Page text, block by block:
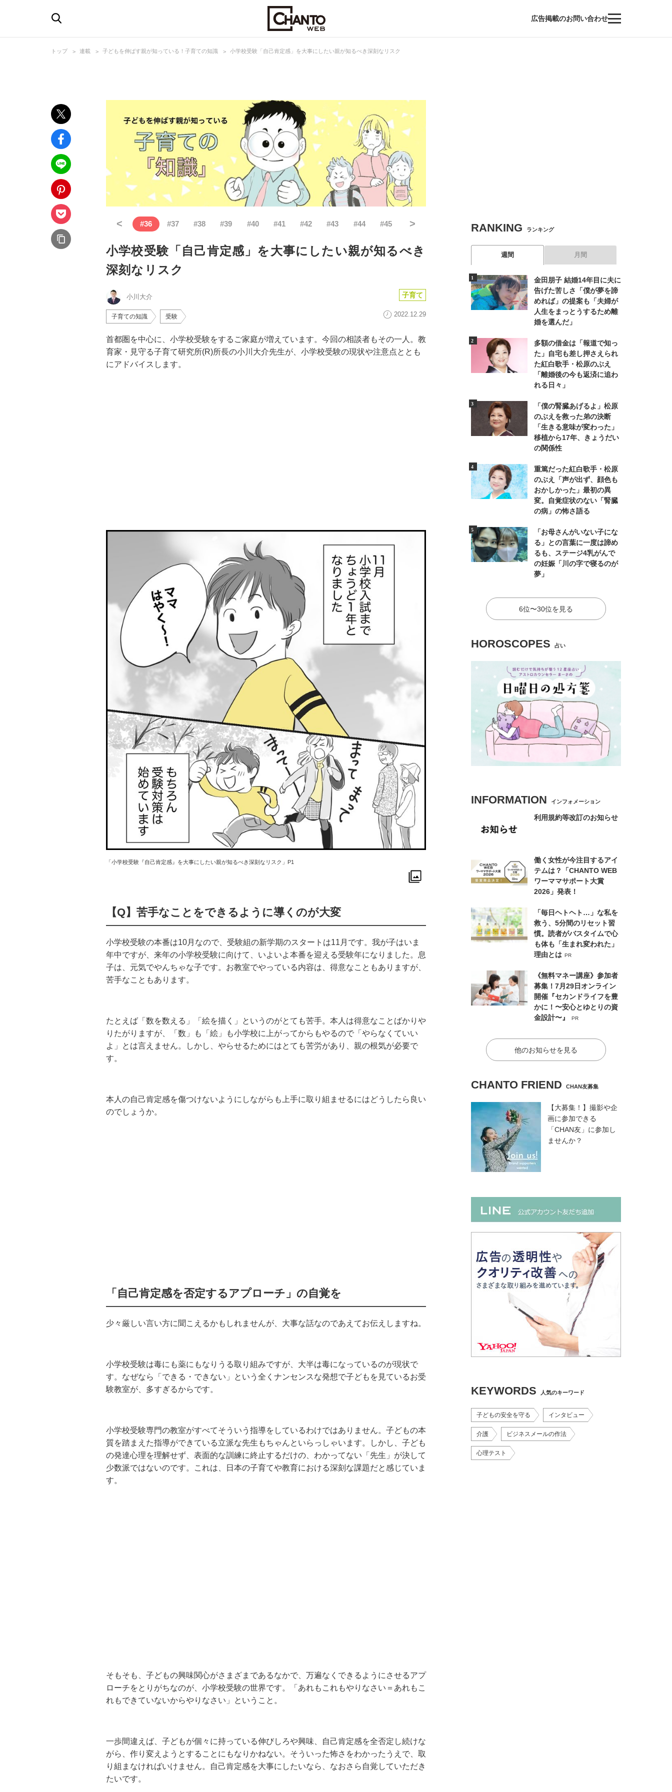
広告掲載のお問い合わせ
トップ 連載 子どもを伸ばす親が知っている！子育ての知識 小学校受験「自己肯定感」を大事にしたい親が知るべき深刻なリスク
< #36 #37 #38 #39 #40 #41 #42 #43 #44 #45 >
小学校受験「自己肯定感」を大事にしたい親が知るべき
深刻なリスク
小川大介 子育て
子育ての知識 受験 2022.12.29
首都圏を中心に、小学校受験をするご家庭が増えています。今回の相談者もその一人。教
育家・見守る子育て研究所(R)所長の小川大介先生が、小学校受験の現状や注意点ととも
にアドバイスします。
「小学校受験『自己肯定感』を大事にしたい親が知るべき深刻なリスク」P1
【Q】苦手なことをできるように導くのが大変
小学校受験の本番は10月なので、受験組の新学期のスタートは11月です。我が子はいま
年中ですが、来年の小学校受験に向けて、いよいよ本番を迎える受験年になりました。息
子は、元気でやんちゃな子です。お教室でやっている内容は、得意なこともありますが、
苦手なこともあります。
たとえば「数を数える」「絵を描く」というのがとても苦手。本人は得意なことばかりや
りたがりますが、「数」も「絵」も小学校に上がってからもやるので「やらなくていい
よ」とは言えません。しかし、やらせるためにはとても苦労があり、親の根気が必要で
す。
本人の自己肯定感を傷つけないようにしながらも上手に取り組ませるにはどうしたら良い
のでしょうか。
「自己肯定感を否定するアプローチ」の自覚を
少々厳しい言い方に聞こえるかもしれませんが、大事な話なのであえてお伝えしますね。
小学校受験は毒にも薬にもなりうる取り組みですが、大半は毒になっているのが現状で
す。なぜなら「できる・できない」という全くナンセンスな発想で子どもを見ているお受
験教室が、多すぎるからです。
小学校受験専門の教室がすべてそういう指導をしているわけではありません。子どもの本
質を踏まえた指導ができている立派な先生もちゃんといらっしゃいます。しかし、子ども
の発達心理を理解せず、表面的な訓練に終止するだけの、わかってない「先生」が決して
少数派ではないのです。これは、日本の子育てや教育における深刻な課題だと感じていま
す。
そもそも、子どもの興味関心がさまざまであるなかで、万遍なくできるようにさせるアプ
ローチをとりがちなのが、小学校受験の世界です。「あれもこれもやりなさい＝あれもこ
れもできていないからやりなさい」ということ。
一歩間違えば、子どもが個々に持っている伸びしろや興味、自己肯定感を全否定し続けな
がら、作り変えようとすることにもなりかねない。そういった怖さをわかったうえで、取
り組まなければいけません。自己肯定感を大事にしたいなら、なおさら自覚していただき
たいです。
RANKING ランキング
週間 月間
金田朋子 結婚14年目に夫に
告げた苦しさ「僕が夢を諦
めれば」の提案も「夫婦が
人生をまっとうするため離
婚を選んだ」
多額の借金は「報道で知っ
た」自宅も差し押さえられ
た紅白歌手・松原のぶえ
「離婚後の今も返済に追わ
れる日々」
「僕の腎臓あげるよ」松原
のぶえを救った弟の決断
「生きる意味が変わった」
移植から17年、きょうだい
の関係性
重篤だった紅白歌手・松原
のぶえ「声が出ず、顔色も
おかしかった」最初の異
変。自覚症状のない「腎臓
の病」の怖さ語る
「お母さんがいない子にな
る」との言葉に一度は諦め
るも、ステージ4乳がんで
の妊娠「川の字で寝るのが
夢」
6位〜30位を見る
HOROSCOPES 占い
INFORMATION インフォメーション
利用規約等改訂のお知らせ
働く女性が今注目するアイ
テムは？「CHANTO WEB
ワーママサポート大賞
2026」発表！
「毎日ヘトヘト…」な私を
救う、5分間のリセット習
慣。読者がバスタイムで心
も体も「生まれ変われた」
理由とは PR
《無料マネー講座》参加者
募集！7月29日オンライン
開催『セカンドライフを豊
かに！〜安心とゆとりの資
金設計〜』
PR
他のお知らせを見る
CHANTO FRIEND CHAN友募集
【大募集！】撮影や企
画に参加できる
「CHAN友」に参加し
ませんか？
KEYWORDS 人気のキーワード
子どもの安全を守る インタビュー
介護 ビジネスメールの作法
心理テスト